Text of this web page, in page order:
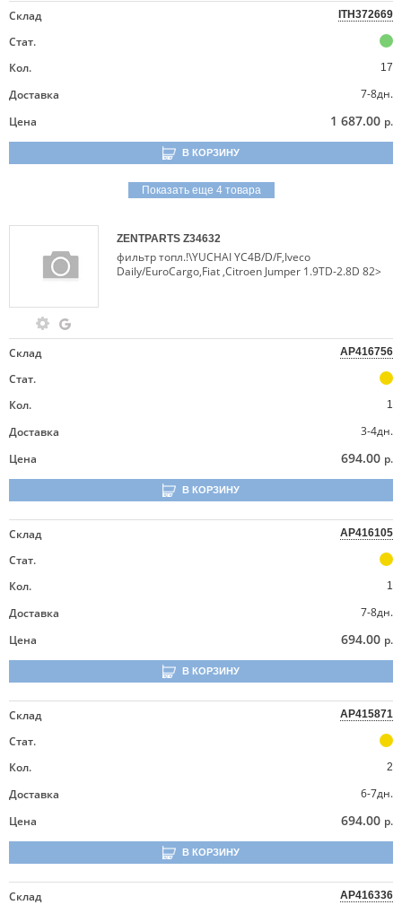
Склад ITH372669
Стат.
Кол.
17
Доставка
7-8дн.
Цена
1 687.00 р.
В КОРЗИНУ
Показать еще 4 товара
ZENTPARTS Z34632
фильтр топл.!\YUCHAI YC4B/D/F,Iveco
Daily/EuroCargo,Fiat ,Citroen Jumper 1.9TD-2.8D 82>
Склад AP416756
Стат.
Кол.
1
Доставка
3-4дн.
Цена
694.00 р.
В КОРЗИНУ
Склад AP416105
Стат.
Кол.
1
Доставка
7-8дн.
Цена
694.00 р.
В КОРЗИНУ
Склад AP415871
Стат.
Кол.
2
Доставка
6-7дн.
Цена
694.00 р.
В КОРЗИНУ
Склад AP416336